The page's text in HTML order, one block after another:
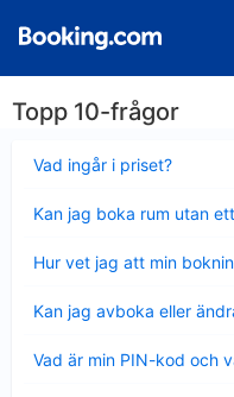
Topp 10-frågor
Vad ingår i priset?
mindre
Kan jag boka rum utan
mindre
Hur vet jag att min
mindre
Kan jag avboka eller
mindre
Vad är min PIN-kod och
mindre